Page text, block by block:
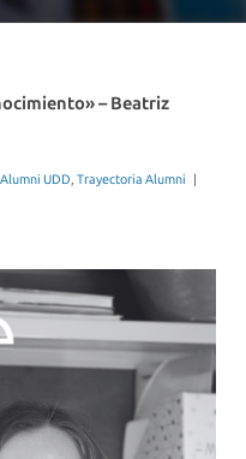
– Beatriz
UDD, Trayectoria Alumni
|